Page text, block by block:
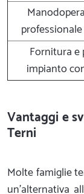
Fornitura e
impianto
Vantaggi e
Terni
Molte famiglie
un'alternativa